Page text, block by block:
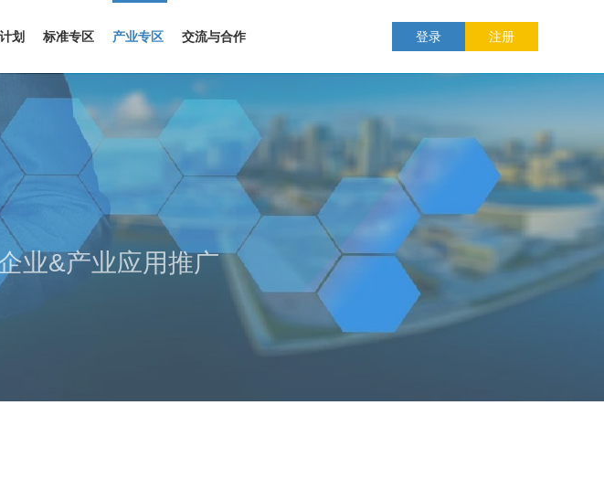
划 标准专区 产业专区 交流与合作 登录 注册
业&产业应用推广